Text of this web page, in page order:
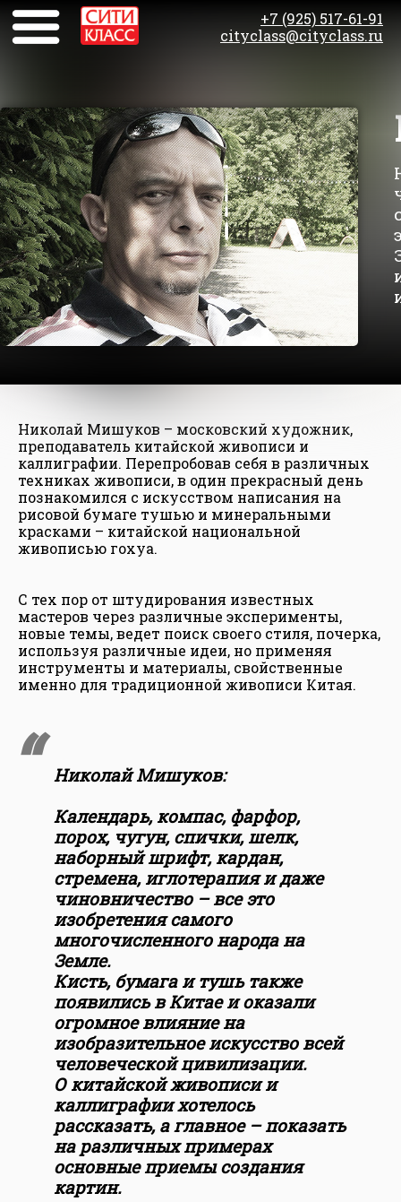
+7 (925) 517-61-91
cityclass@cityclass.ru
Николай Мишуков – московский художник,
преподаватель китайской живописи и
каллиграфии. Перепробовав себя в различных
техниках живописи, в один прекрасный день
познакомился с искусством написания на
рисовой бумаге тушью и минеральными
красками – китайской национальной
живописью гохуа.
С тех пор от штудирования известных
мастеров через различные эксперименты,
новые темы, ведет поиск своего стиля, почерка,
используя различные идеи, но применяя
инструменты и материалы, свойственные
именно для традиционной живописи Китая.
Николай Мишуков:
Календарь, компас, фарфор,
порох, чугун, спички, шелк,
наборный шрифт, кардан,
стремена, иглотерапия и даже
чиновничество – все это
изобретения самого
многочисленного народа на
Земле.
Кисть, бумага и тушь также
появились в Китае и оказали
огромное влияние на
изобразительное искусство всей
человеческой цивилизации.
О китайской живописи и
каллиграфии хотелось
рассказать, а главное – показать
на различных примерах
основные приемы создания
картин.